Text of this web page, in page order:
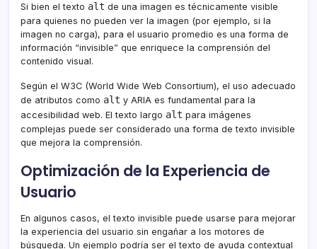
Si bien el texto alt de una imagen es técnicamente visible
para quienes no pueden ver la imagen (por ejemplo, si la
imagen no carga), para el usuario promedio es una forma de
información “invisible” que enriquece la comprensión del
contenido visual.
Según el W3C (World Wide Web Consortium), el uso adecuado
de atributos como alt y ARIA es fundamental para la
accesibilidad web. El texto largo alt para imágenes
complejas puede ser considerado una forma de texto invisible
que mejora la comprensión.
Optimización de la Experiencia de
Usuario
En algunos casos, el texto invisible puede usarse para mejorar
la experiencia del usuario sin engañar a los motores de
búsqueda. Un ejemplo podría ser el texto de ayuda contextual